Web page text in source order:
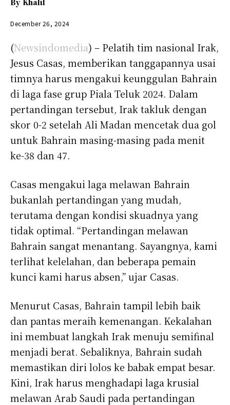
December 26, 2024
(Newsindomedia) – Pelatih tim nasional Irak,
Jesus Casas, memberikan tanggapannya usai
timnya harus mengakui keunggulan Bahrain
di laga fase grup Piala Teluk 2024. Dalam
pertandingan tersebut, Irak takluk dengan
skor 0-2 setelah Ali Madan mencetak dua gol
untuk Bahrain masing-masing pada menit
ke-38 dan 47.
Casas mengakui laga melawan Bahrain
bukanlah pertandingan yang mudah,
terutama dengan kondisi skuadnya yang
tidak optimal. “Pertandingan melawan
Bahrain sangat menantang. Sayangnya, kami
terlihat kelelahan, dan beberapa pemain
kunci kami harus absen,” ujar Casas.
Menurut Casas, Bahrain tampil lebih baik
dan pantas meraih kemenangan. Kekalahan
ini membuat langkah Irak menuju semifinal
menjadi berat. Sebaliknya, Bahrain sudah
memastikan diri lolos ke babak empat besar.
Kini, Irak harus menghadapi laga krusial
melawan Arab Saudi pada pertandingan